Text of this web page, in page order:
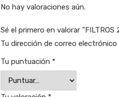
No hay valoraciones aún.
Sé el primero en valorar “FILTROS
Tu dirección de correo electrónico
Tu puntuación *